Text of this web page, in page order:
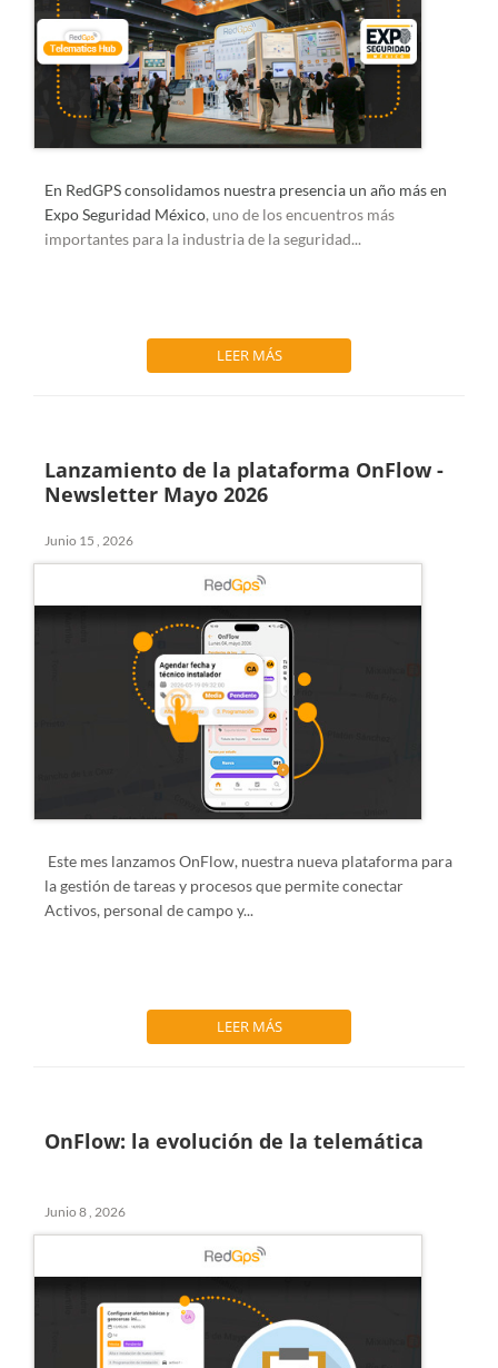
En RedGPS consolidamos nuestra presencia un año más en
Expo Seguridad México, uno de los encuentros más
importantes para la industria de la seguridad...
LEER MÁS
Lanzamiento de la plataforma OnFlow -
Newsletter Mayo 2026
Junio 15 , 2026
Este mes lanzamosOnFlow, nuestra nueva plataforma para
la gestión de tareas y procesos que permite conectar
Activos, personal de campo y...
LEER MÁS
OnFlow: la evolución de la telemática
Junio 8 , 2026